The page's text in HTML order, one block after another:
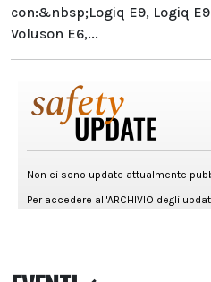
con:&nbsp;Logiq E9, Logiq
Voluson E6,...